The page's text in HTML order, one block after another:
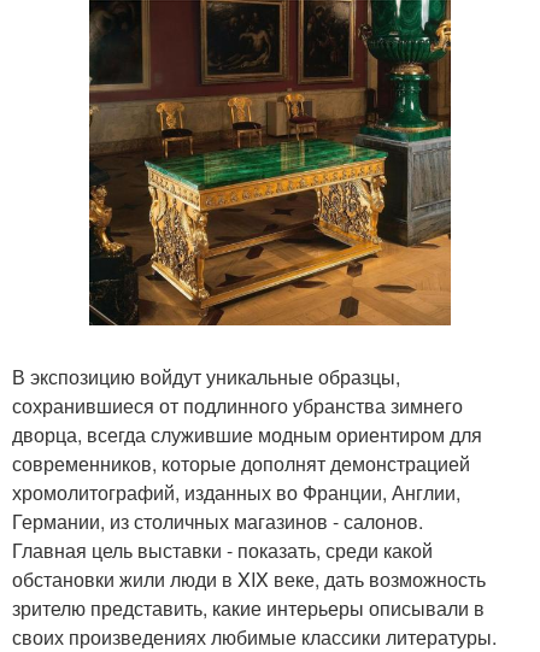
В экспозицию войдут уникальные образцы,
сохранившиеся от подлинного убранства зимнего
дворца, всегда служившие модным ориентиром для
современников, которые дополнят демонстрацией
хромолитографий, изданных во Франции, Англии,
Германии, из столичных магазинов - салонов.
Главная цель выставки - показать, среди какой
обстановки жили люди в XIX веке, дать возможность
зрителю представить, какие интерьеры описывали в
своих произведениях любимые классики литературы.